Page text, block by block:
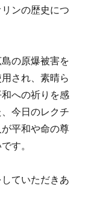
ンの歴史につ
の原爆被害を
され、素晴ら
への祈りを感
今日のレクチ
平和や命の尊
す。
ていただきあ